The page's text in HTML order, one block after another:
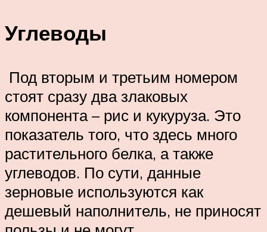
Углеводы
Под вторым и третьим номером
стоят сразу два злаковых
компонента – рис и кукуруза. Это
показатель того, что здесь много
растительного белка, а также
углеводов. По сути, данные
зерновые используются как
дешевый наполнитель, не приносят